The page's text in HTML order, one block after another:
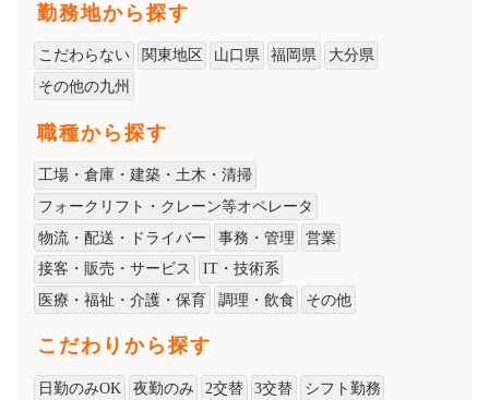
勤務地から探す
こだわらない 関東地区 山口県 福岡県
大分県
その他の九州
職種から探す
工場・倉庫・建築・土木・清掃
フォークリフト・クレーン等オペレータ
物流・配送・ドライバー
事務・管理
営業
接客・販売・サービス
IT・技術系
医療・福祉・介護・保育
調理・飲食 その他
こだわりから探す
日勤のみOK 夜勤のみ 2交替 3交替
シフト勤務